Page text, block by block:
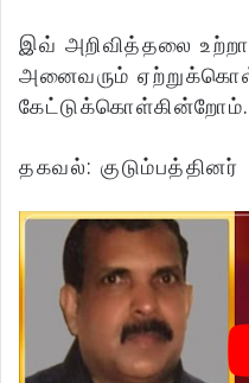
இவ் அறிவித்தலை
அனைவரும்
கேட்டுக்கொள்கின்றோம்.
தகவல்: குடும்பத்தினர்